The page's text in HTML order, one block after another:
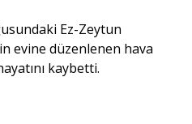
Ez-Zeytun
evine düzenlenen hava
kaybetti.